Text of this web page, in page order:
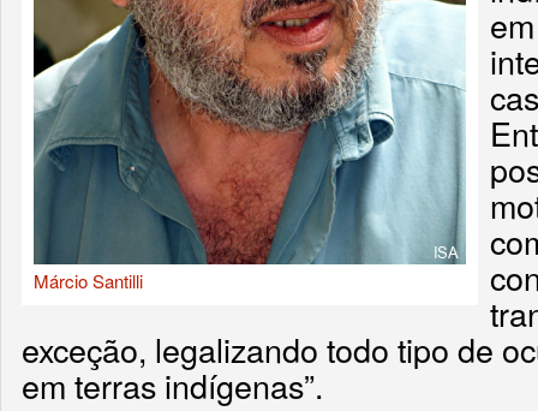
Márcio Santilli
exceção, legalizando todo tipo de
em terras indígenas”.